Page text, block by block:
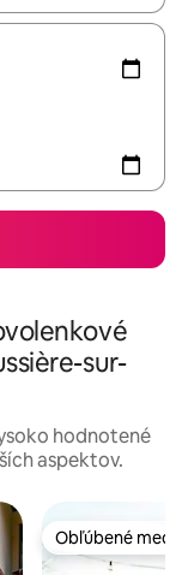
sur-
hodnotené
aspektov.
Obľúbené medzi
Obľúbené medzi